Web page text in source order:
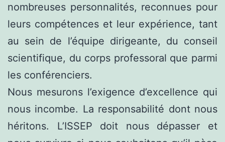
nombreuses personnalités, reconnues pour
leurs compétences et leur expérience, tant
au sein de l’équipe dirigeante, du conseil
scientifique, du corps professoral que parmi
les conférenciers.
Nous mesurons l’exigence d’excellence qui
nous incombe. La responsabilité dont nous
héritons. L’ISSEP doit nous dépasser et